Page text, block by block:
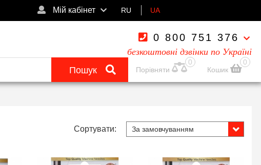
Мій кабінет RU UA
0 800 751 376
безкоштовні дзвінки по Україні
Пошук
0
Порівняти
0
Кошик
Сортувати: